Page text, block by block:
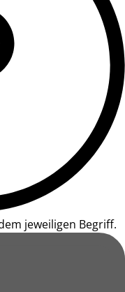
jeweiligen Begriff.